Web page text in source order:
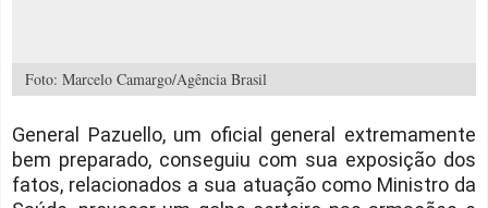
Foto: Marcelo Camargo/Agência Brasil
General Pazuello, um oficial general extremamente
bem preparado, conseguiu com sua exposição dos
fatos, relacionados a sua atuação como Ministro da